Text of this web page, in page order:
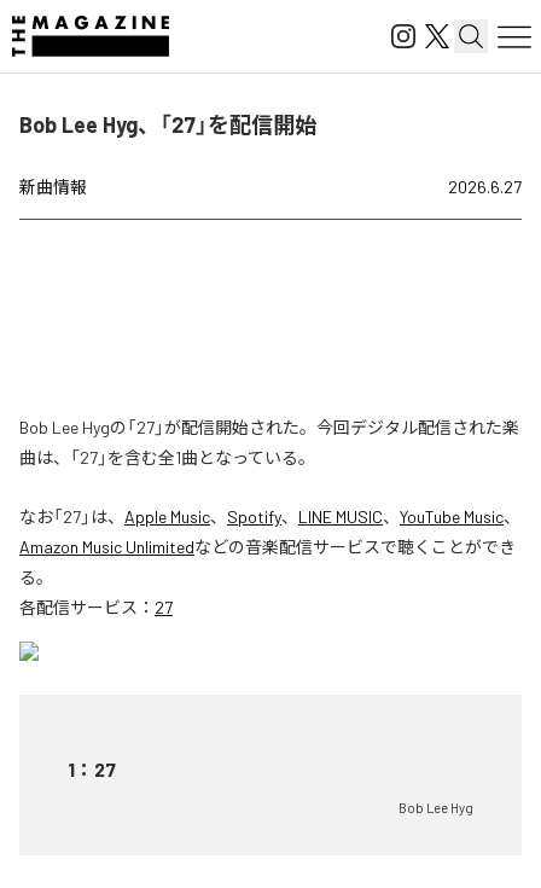
Bob Lee Hyg、「27」を配信開始
新曲情報 2026.6.27
Bob Lee Hygの「27」が配信開始された。今回デジタル配信された楽
曲は、「27」を含む全1曲となっている。
なお「27」は、 Apple Music、 Spotify、 LINE MUSIC、 YouTube Music、
Amazon Music Unlimitedなどの音楽配信サービスで聴くことができ
る。
各配信サービス： 27
1 ： 27
Bob Lee Hyg